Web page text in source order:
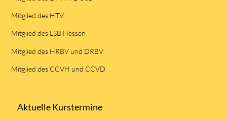
Mitglied des HTV
Mitglied des LSB Hessen
Mitglied des HRBV und DRBV
Mitglied des CCVH und CCVD
Aktuelle Kurstermine